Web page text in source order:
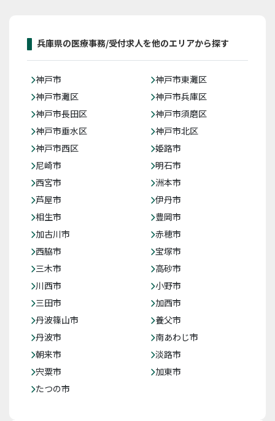
兵庫県の医療事務/受付求人を他のエリアから探す
神戸市
神戸市東灘区
神戸市灘区
神戸市兵庫区
神戸市長田区
神戸市須磨区
神戸市垂水区
神戸市北区
神戸市西区
姫路市
尼崎市
明石市
西宮市
洲本市
芦屋市
伊丹市
相生市
豊岡市
加古川市
赤穂市
西脇市
宝塚市
三木市
高砂市
川西市
小野市
三田市
加西市
丹波篠山市
養父市
丹波市
南あわじ市
朝来市
淡路市
宍粟市
加東市
たつの市